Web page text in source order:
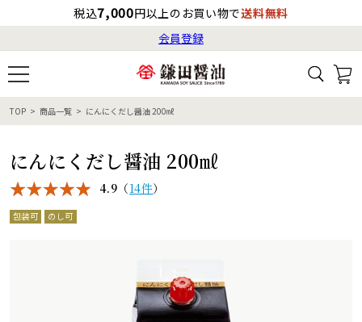
税込7,000円以上のお買い物で送料無料
会員登録
ログイン
会員登録
すべての商品一覧
商品カテゴリ
すべてから検索
カタログ番号・記号検索
TOP 商品一覧 にんにくだし醤油 200㎖
にんにくだし醤油 200㎖
4.9 （14件）
包装可 のし可
最短お届け日（国内）の目安
8月17日
8:00
へのお届け予定日は
8月19日